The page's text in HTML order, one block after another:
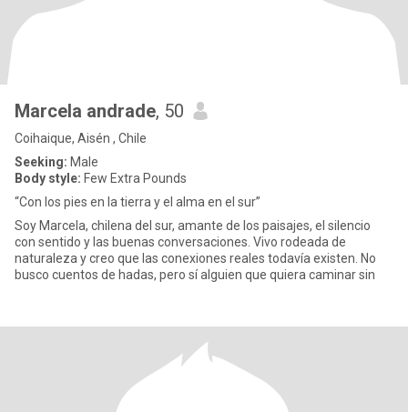
Marcela andrade, 50
Coihaique, Aisén , Chile
Seeking: Male
Body style: Few Extra Pounds
“Con los pies en la tierra y el alma en el sur”
Soy Marcela, chilena del sur, amante de los paisajes, el silencio
con sentido y las buenas conversaciones. Vivo rodeada de
naturaleza y creo que las conexiones reales todavía existen. No
busco cuentos de hadas, pero sí alguien que quiera caminar sin